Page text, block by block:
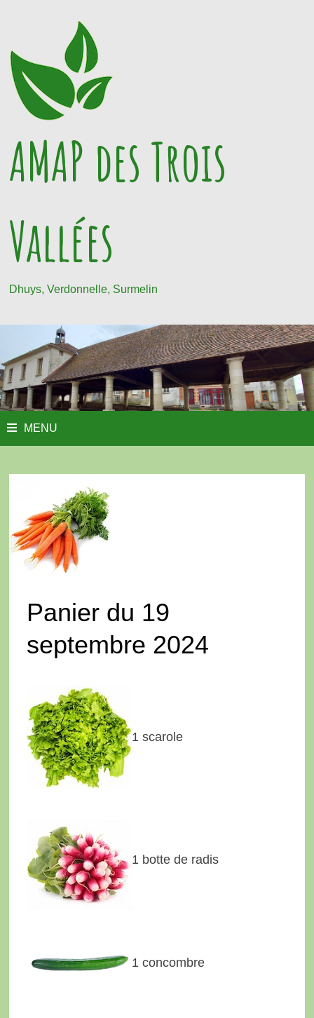
AMAP des Trois
Vallées
Dhuys, Verdonnelle, Surmelin
MENU
Panier du 19
septembre 2024
1 scarole
1 botte de radis
1 concombre